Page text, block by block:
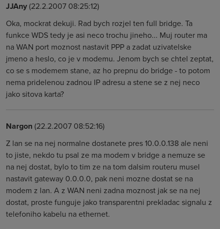
JJAny(22.2.2007 08:25:12)
Oka, mockrat dekuji. Rad bych rozjel ten full bridge. Ta
funkce WDS tedy je asi neco trochu jineho... Muj router ma
na WAN port moznost nastavit PPP a zadat uzivatelske
jmeno a heslo, co je v modemu. Jenom bych se chtel zeptat,
co se s modemem stane, az ho prepnu do bridge - to potom
nema pridelenou zadnou IP adresu a stene se z nej neco
jako sitova karta?
Nargon(22.2.2007 08:52:16)
Z lan se na nej normalne dostanete pres 10.0.0.138 ale neni
to jiste, nekdo tu psal ze ma modem v bridge a nemuze se
na nej dostat, bylo to tim ze na tom dalsim routeru musel
nastavit gateway 0.0.0.0, pak neni mozne dostat se na
modem z lan. A z WAN neni zadna moznost jak se na nej
dostat, proste funguje jako transparentni prekladac signalu z
telefoniho kabelu na ethernet.